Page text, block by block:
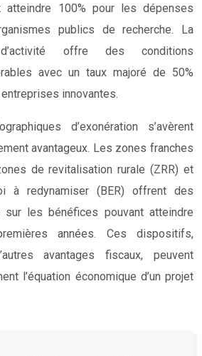
atteindre 100% pour les dépenses
publics de recherche. La
offre des conditions
avec un taux majoré de 50%
innovantes.
d’exonération s’avèrent
avantageux. Les zones franches
de revitalisation rurale (ZRR) et
à redynamiser (BER) offrent des
sur les bénéfices pouvant atteindre
années. Ces dispositifs,
avantages fiscaux, peuvent
l’équation économique d’un projet